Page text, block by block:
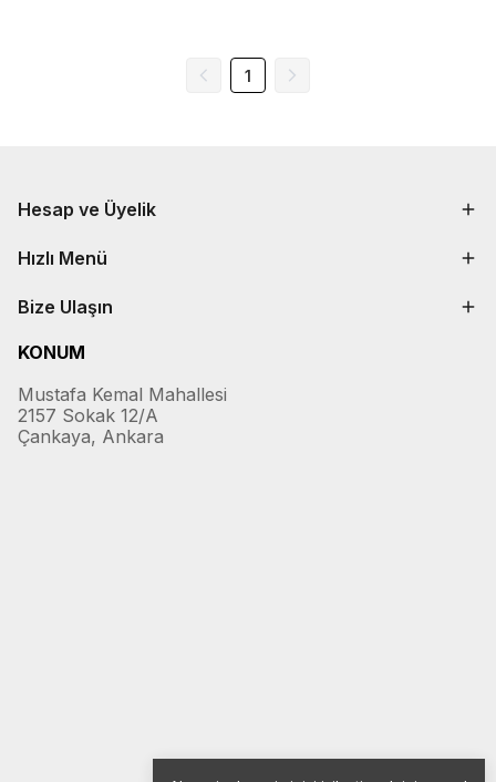
1
Hesap ve Üyelik
Hızlı Menü
Bize Ulaşın
KONUM
Mustafa Kemal Mahallesi
2157 Sokak 12/A
Çankaya, Ankara